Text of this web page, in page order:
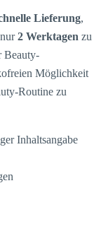
Lieferung,
2 Werktagen zu
Beauty-
Möglichkeit
Routine zu
Inhaltsangabe